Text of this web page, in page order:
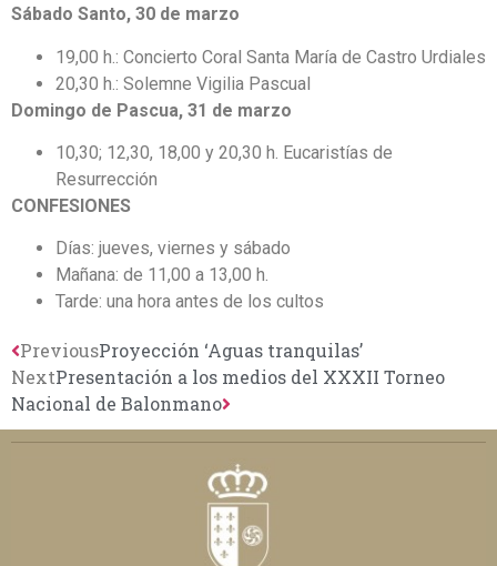
Sábado Santo, 30 de marzo
19,00 h.: Concierto Coral Santa María de Castro Urdiales
20,30 h.: Solemne Vigilia Pascual
Domingo de Pascua, 31 de marzo
10,30; 12,30, 18,00 y 20,30 h. Eucaristías de
Resurrección
CONFESIONES
Días: jueves, viernes y sábado
Mañana: de 11,00 a 13,00 h.
Tarde: una hora antes de los cultos
PreviousProyección ‘Aguas tranquilas’
NextPresentación a los medios del XXXII Torneo
Nacional de Balonmano